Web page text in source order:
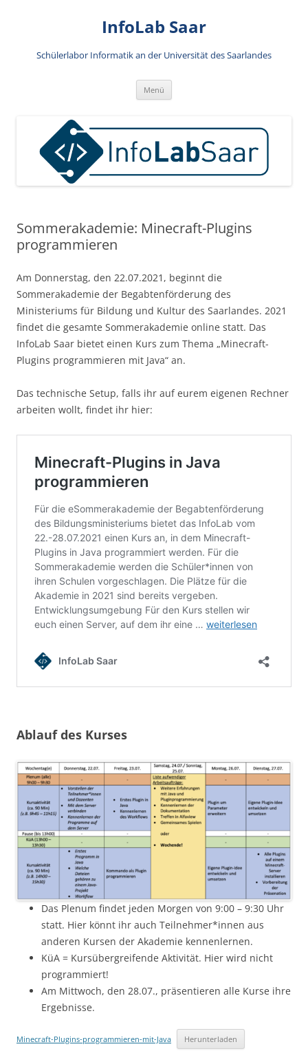
InfoLab Saar
Schülerlabor Informatik an der Universität des Saarlandes
Menü
Sommerakademie: Minecraft-Plugins
programmieren
Am Donnerstag, den 22.07.2021, beginnt die
Sommerakademie der Begabtenförderung des
Ministeriums für Bildung und Kultur des Saarlandes. 2021
findet die gesamte Sommerakademie online statt. Das
InfoLab Saar bietet einen Kurs zum Thema „Minecraft-
Plugins programmieren mit Java“ an.
Das technische Setup, falls ihr auf eurem eigenen Rechner
arbeiten wollt, findet ihr hier:
Ablauf des Kurses
Das Plenum findet jeden Morgen von 9:00 – 9:30 Uhr
statt. Hier könnt ihr auch Teilnehmer*innen aus
anderen Kursen der Akademie kennenlernen.
KüA = Kursübergreifende Aktivität. Hier wird nicht
programmiert!
Am Mittwoch, den 28.07., präsentieren alle Kurse ihre
Ergebnisse.
Minecraft-Plugins-programmieren-mit-Java Herunterladen